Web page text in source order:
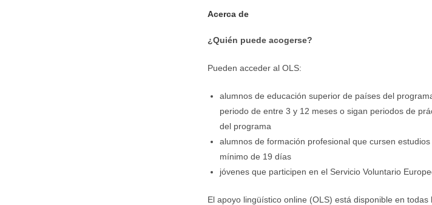
Acerca de
¿Quién puede acogerse?
Pueden acceder al OLS:
alumnos de educación superior de países del
periodo de entre 3 y 12 meses o sigan periodos de
del programa
alumnos de formación profesional que cursen
mínimo de 19 días
jóvenes que participen en el Servicio Voluntario
El apoyo lingüístico online (OLS) está disponible en